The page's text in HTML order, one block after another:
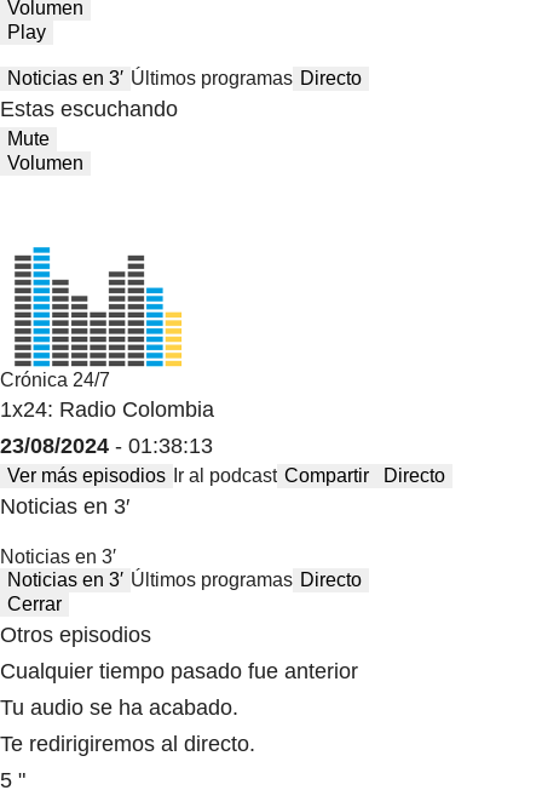
Volumen
Play
Noticias en 3′ Últimos programas Directo
Estas escuchando
Mute
Volumen
Crónica 24/7
1x24: Radio Colombia
23/08/2024 - 01:38:13
Ver más episodios Ir al podcast Compartir Directo
Noticias en 3′
Noticias en 3′
Noticias en 3′ Últimos programas Directo
Cerrar
Otros episodios
Cualquier tiempo pasado fue anterior
Tu audio se ha acabado.
Te redirigiremos al directo.
5 "